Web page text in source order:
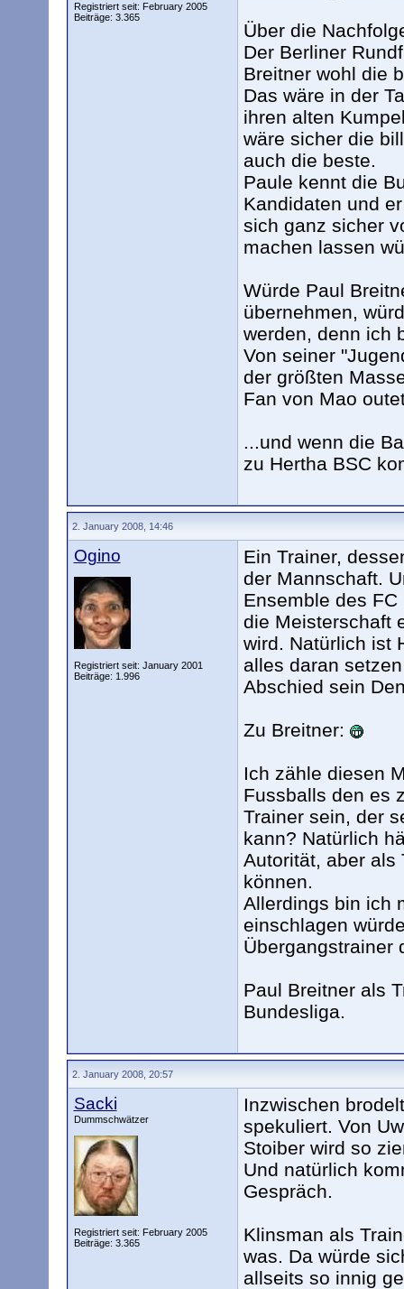
Registriert seit: February 2005
Beiträge: 3.365
Über die
Der Berliner
Breitner wohl die
Das wäre in der
ihren alten
wäre sicher die
auch die beste.
Paule kennt die
Kandidaten und
sich ganz sicher
machen lassen
Würde Paul
übernehmen,
werden, denn ich
Von seiner
der größten
Fan von Mao
...und wenn die
zu Hertha BSC
2. January 2008, 14:46
Ogino
Registriert seit: January 2001
Beiträge: 1.996
Ein Trainer,
der Mannschaft.
Ensemble des
die Meisterschaft
wird. Natürlich ist
alles daran
Abschied sein
Zu Breitner:
Ich zähle diesen
Fussballs den es
Trainer sein, der
kann? Natürlich
Autorität, aber als
können.
Allerdings bin ich
einschlagen
Übergangstrainer
Paul Breitner als
Bundesliga.
2. January 2008, 20:57
Sacki
Dummschwätzer
Registriert seit: February 2005
Beiträge: 3.365
Inzwischen
spekuliert. Von
Stoiber wird so
Und natürlich
Gespräch.
Klinsman als
was. Da würde
allseits so innig